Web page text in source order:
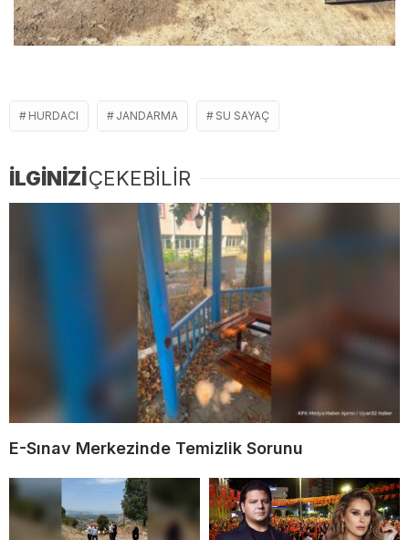
HURDACI JANDARMA SU SAYAÇ
İLGİNİZİÇEKEBİLİR
E-Sınav Merkezinde Temizlik Sorunu